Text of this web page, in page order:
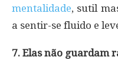
mentalidade, sutil
a sentir-se fluido e
7. Elas não guardam